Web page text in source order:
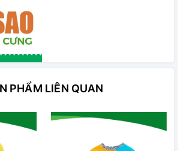
PHẨM LIÊN QUAN